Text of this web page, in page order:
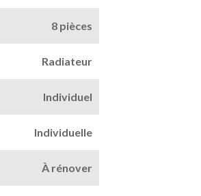
8 pièces
Radiateur
Individuel
Individuelle
À rénover